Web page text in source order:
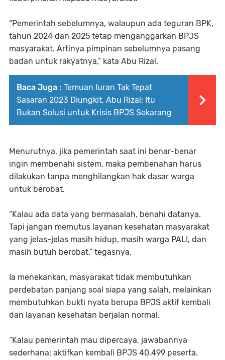
“Pemerintah sebelumnya, walaupun ada teguran BPK,
tahun 2024 dan 2025 tetap menganggarkan BPJS
masyarakat. Artinya pimpinan sebelumnya pasang
badan untuk rakyatnya,” kata Abu Rizal.
Baca Juga : Temuan Iuran Tak Tepat
Sasaran 2023 Diungkit, Abu Rizal: Itu
Bukan Solusi untuk Krisis BPJS Sekarang
Menurutnya, jika pemerintah saat ini benar-benar
ingin membenahi sistem, maka pembenahan harus
dilakukan tanpa menghilangkan hak dasar warga
untuk berobat.
“Kalau ada data yang bermasalah, benahi datanya.
Tapi jangan memutus layanan kesehatan masyarakat
yang jelas-jelas masih hidup, masih warga PALI, dan
masih butuh berobat,” tegasnya.
Ia menekankan, masyarakat tidak membutuhkan
perdebatan panjang soal siapa yang salah, melainkan
membutuhkan bukti nyata berupa BPJS aktif kembali
dan layanan kesehatan berjalan normal.
“Kalau pemerintah mau dipercaya, jawabannya
sederhana: aktifkan kembali BPJS 40.499 peserta.